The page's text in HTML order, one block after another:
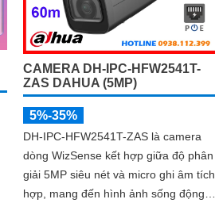
CAMERA DH-IPC-HFW2541T-
ZAS DAHUA (5MP)
5%-35%
DH-IPC-HFW2541T-ZAS là camera
dòng WizSense kết hợp giữa độ phân
giải 5MP siêu nét và micro ghi âm tích
hợp, mang đến hình ảnh sống động